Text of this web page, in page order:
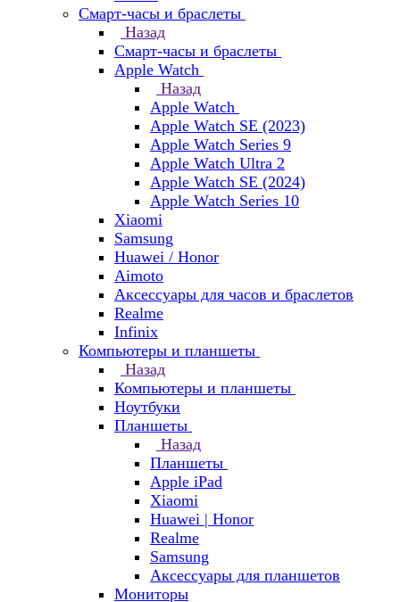
Смарт-часы и браслеты
Назад
Смарт-часы и браслеты
Apple Watch
Назад
Apple Watch
Apple Watch SE (2023)
Apple Watch Series 9
Apple Watch Ultra 2
Apple Watch SE (2024)
Apple Watch Series 10
Xiaomi
Samsung
Huawei / Honor
Aimoto
Аксессуары для часов и браслетов
Realme
Infinix
Компьютеры и планшеты
Назад
Компьютеры и планшеты
Ноутбуки
Планшеты
Назад
Планшеты
Apple iPad
Xiaomi
Huawei | Honor
Realme
Samsung
Аксессуары для планшетов
Мониторы